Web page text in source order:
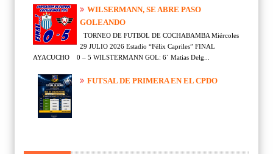
WILSERMANN, SE ABRE PASO
GOLEANDO
TORNEO DE FUTBOL DE COCHABAMBA Miércoles
29 JULIO 2026 Estadio “Félix Capriles” FINAL
AYACUCHO 0 – 5 WILSTERMANN GOL: 6´ Matias Delg...
FUTSAL DE PRIMERA EN EL CPDO